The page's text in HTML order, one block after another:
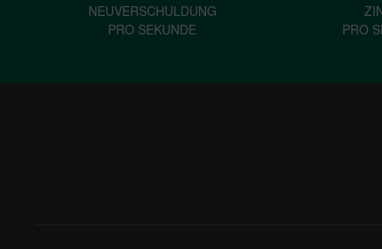
NEUVERSCHULDUNG
PRO SEKUNDE
PRO